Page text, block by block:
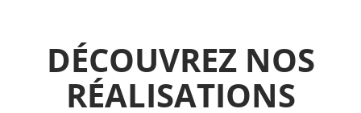
DÉCOUVREZ NOS
RÉALISATIONS